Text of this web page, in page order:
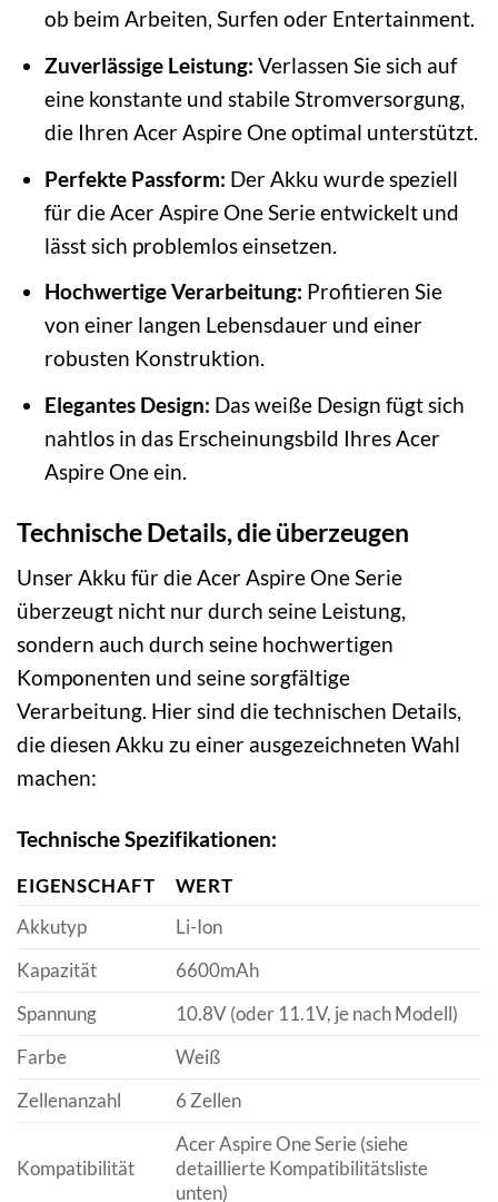
ob beim Arbeiten, Surfen oder Entertainment.
Zuverlässige Leistung: Verlassen Sie sich auf
eine konstante und stabile Stromversorgung,
die Ihren Acer Aspire One optimal unterstützt.
Perfekte Passform: Der Akku wurde speziell
für die Acer Aspire One Serie entwickelt und
lässt sich problemlos einsetzen.
Hochwertige Verarbeitung: Profitieren Sie
von einer langen Lebensdauer und einer
robusten Konstruktion.
Elegantes Design: Das weiße Design fügt sich
nahtlos in das Erscheinungsbild Ihres Acer
Aspire One ein.
Technische Details, die überzeugen
Unser Akku für die Acer Aspire One Serie
überzeugt nicht nur durch seine Leistung,
sondern auch durch seine hochwertigen
Komponenten und seine sorgfältige
Verarbeitung. Hier sind die technischen Details,
die diesen Akku zu einer ausgezeichneten Wahl
machen:
Technische Spezifikationen:
EIGENSCHAFT
WERT
Akkutyp
Li-Ion
Kapazität
6600mAh
Spannung
10.8V (oder 11.1V, je nach Modell)
Farbe
Weiß
Zellenanzahl
6 Zellen
Kompatibilität
Acer Aspire One Serie (siehe
detaillierte Kompatibilitätsliste
unten)